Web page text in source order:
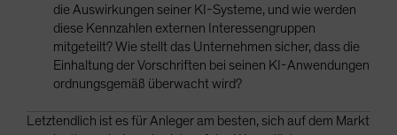
die Auswirkungen seiner KI-Systeme, und wie werden
diese Kennzahlen externen Interessengruppen
mitgeteilt? Wie stellt das Unternehmen sicher, dass die
Einhaltung der Vorschriften bei seinen KI-Anwendungen
ordnungsgemäß überwacht wird?
Letztendlich ist es für Anleger am besten, sich auf dem Markt